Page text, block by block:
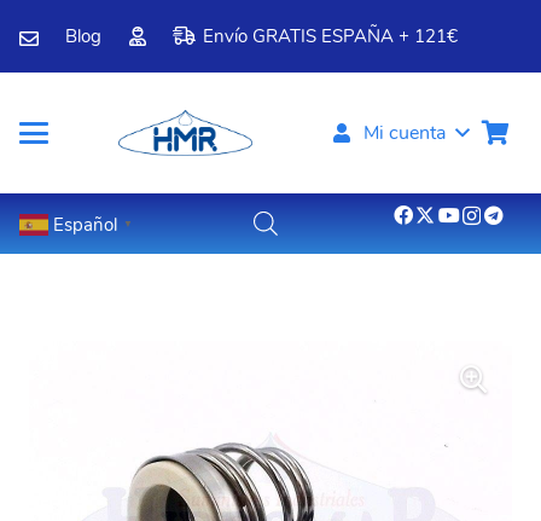
Blog Envío GRATIS ESPAÑA + 121€
Mi cuenta
Español ▼